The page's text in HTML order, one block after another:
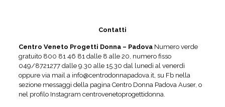
Contatti
Centro Veneto Progetti Donna – Padova Numero verde
gratuito 800 81 46 81 dalle 8 alle 20, numero fisso
049/8721277 dalle 9.30 alle 15.30 dal lunedì al venerdì
oppure via mail a info@centrodonnapadova.it, su Fb nella
sezione messaggi della pagina Centro Donna Padova Auser, o
nel profilo Instagram centrovenetoprogettidonna.